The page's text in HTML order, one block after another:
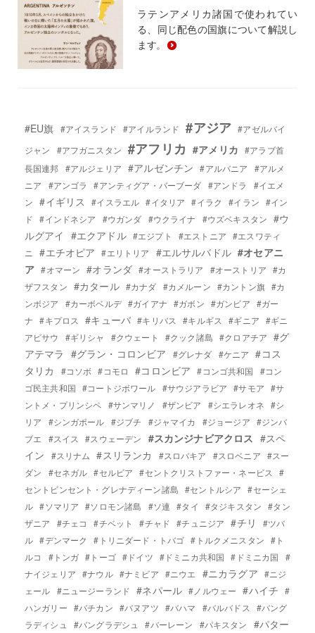
ラテンアメリカ諸国で使われてい
る、同じ配色の国旗について解説し
ます。
#EU旗 #アイスランド #アイルランド #アジア #アゼルバイ
ジャン
#アフガニスタン #アフリカ #アメリカ #アラブ首
長国連邦 #アルジェリア #アルゼンチン #アルバニア
#アルメ
ニア
#アンゴラ #アンティグア・バーブーダ #アンドラ
#イエメ
ン
#イギリス #イスラエル #イタリア #イラク #イラン #イン
ド
#インドネシア #ウガンダ #ウクライナ #ウズベキスタン
#ウ
ルグアイ #エクアドル #エジプト #エストニア #エスワティ
ニ
#エチオピア #エリトリア #エルサルバドル #オセアニ
ア #オマーン #オランダ #オーストラリア #オーストリア #カ
ザフスタン #カタール #カナダ #カメルーン #カントン旗 #カ
ンボジア
#カーボベルデ #ガイアナ #ガボン #ガンビア #ガー
ナ
#キプロス #キューバ #キリバス #キルギス #ギニア #ギニ
アビサウ
#ギリシャ #クウェート #クック諸島 #クロアチア
#グ
アテマラ #グラン・コロンビア #グレナダ #ケニア
#コス
タリカ
#コソボ #コモロ #コロンビア #コンゴ共和国
#コン
ゴ民主共和国 #コートジボワール #サウジアラビア #サモア #サ
ントメ・プリンシペ #サンマリノ #ザンビア #シエラレオネ #シ
リア
#シンガポール #ジブチ #ジャマイカ #ジョージア #ジンバ
ブエ
#スイス #スウェーデン #スカンジナビアクロス #スペ
イン
#スリナム #スリランカ #スロバキア #スロベニア #スー
ダン
#セネガル #セルビア #セントクリストファー・ネービス
#
セントビンセント・グレナディーン諸島 #セントルシア
#セーシェ
ル #ソマリア #ソロモン諸島 #ソ連 #タイ #タジキスタン
#タン
ザニア
#チェコ #チベット #チャド #チュニジア #チリ
#ツバ
ル #デンマーク #トリニダード・トバゴ #トルクメニスタン #ト
ルコ
#トンガ #トーゴ #ドイツ #ドミニカ共和国 #ドミニカ国
#
ナイジェリア #ナウル #ナミビア #ニウエ #ニカラグア #ニジ
ェール #ニュージーランド #ネパール #ノルウェー #ハイチ
#
ハンガリー #バチカン #バヌアツ #バハマ #バルバドス
#バング
ラディシュ
#バングラデシュ #バーレーン #パキスタン
#パター